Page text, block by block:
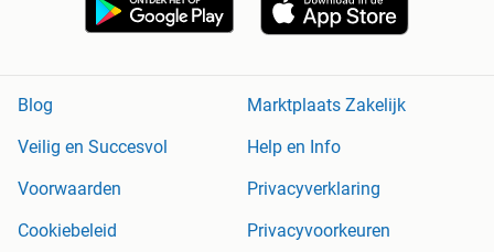
Blog
Marktplaats Zakelijk
Veilig en Succesvol
Help en Info
Voorwaarden
Privacyverklaring
Cookiebeleid
Privacyvoorkeuren